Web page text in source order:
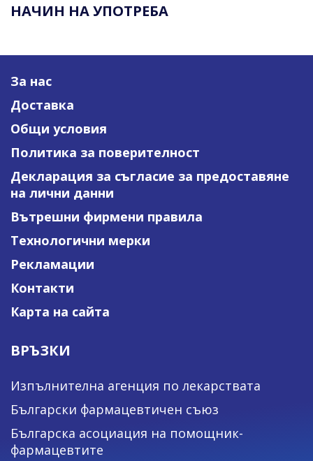
НАЧИН НА УПОТРЕБА
За нас
Доставка
Общи условия
Политика за поверителност
Декларация за съгласие за предоставяне
на лични данни
Вътрешни фирмени правила
Технологични мерки
Рекламации
Контакти
Карта на сайта
ВРЪЗКИ
Изпълнителна агенция по лекарствата
Български фармацевтичен съюз
Българска асоциация на помощник-
фармацевтите